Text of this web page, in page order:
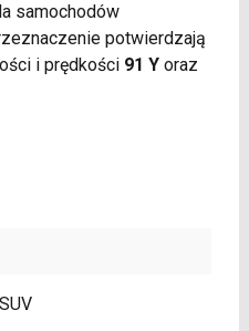
samochodów
potwierdzają
i prędkości 91 Yoraz